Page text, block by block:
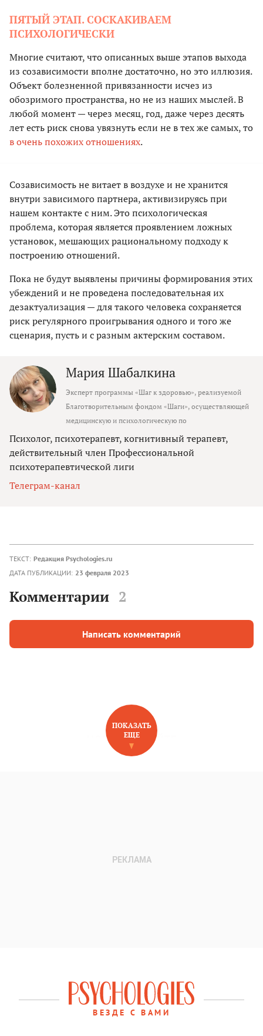
ПЯТЫЙ ЭТАП. СОСКАКИВАЕМ
ПСИХОЛОГИЧЕСКИ
Многие считают, что описанных выше этапов выхода
из созависимости вполне достаточно, но это иллюзия.
Объект болезненной привязанности исчез из
обозримого пространства, но не из наших мыслей. В
любой момент — через месяц, год, даже через десять
лет есть риск снова увязнуть если не в тех же самых, то
в очень похожих отношениях.
Созависимость не витает в воздухе и не хранится
внутри зависимого партнера, активизируясь при
нашем контакте с ним. Это психологическая
проблема, которая является проявлением ложных
установок, мешающих рациональному подходу к
построению отношений.
Пока не будут выявлены причины формирования этих
убеждений и не проведена последовательная их
дезактуализация — для такого человека сохраняется
риск регулярного проигрывания одного и того же
сценария, пусть и с разным актерским составом.
Мария Шабалкина
Эксперт программы «Шаг к здоровью», реализуемой
Благотворительным фондом «Шаги», осуществляющей
медицинскую и психологическую по
Психолог, психотерапевт, когнитивный терапевт,
действительный член Профессиональной
психотерапевтической лиги
Телеграм-канал
ТЕКСТ: Редакция Psychologies.ru
ДАТА ПУБЛИКАЦИИ: 23 февраля 2023
Комментарии 2
Написать комментарий
НОВОЕ НА САЙТЕ
ПОКАЗАТЬ
ЕЩЕ
ВЕЗДЕ С ВАМИ